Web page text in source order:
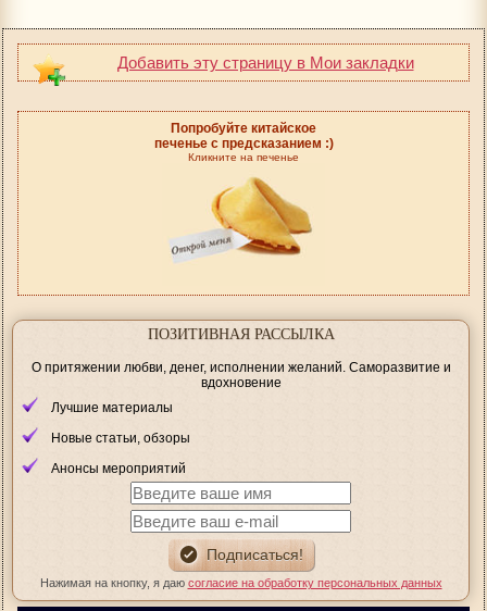
Добавить эту страницу в Мои закладки
Попробуйте китайское
печенье с предсказанием :)
Кликните на печенье
ПОЗИТИВНАЯ РАССЫЛКА
О притяжении любви, денег, исполнении желаний. Саморазвитие и
вдохновение
Лучшие материалы
Новые статьи, обзоры
Анонсы мероприятий
Нажимая на кнопку, я даю согласие на обработку персональных данных